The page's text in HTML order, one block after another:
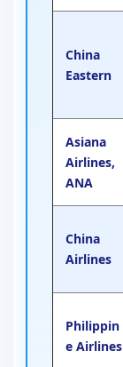
China
Eastern
Asiana
Airlines,
ANA
China
Airlines
Philippin
e Airlines